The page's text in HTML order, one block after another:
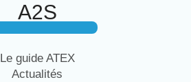
A2S
Le guide ATEX
Actualités